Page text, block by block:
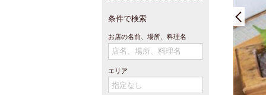
条件で検索
お店の名前、場所、料理名
エリア